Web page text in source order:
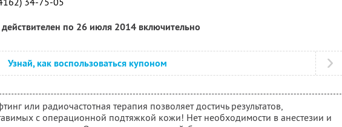
по 26 июля 2014 включительно
Узнай, как воспользоваться купоном
или радиочастотная терапия позволяет достичь результатов,
с операционной подтяжкой кожи! Нет необходимости в анестезии и